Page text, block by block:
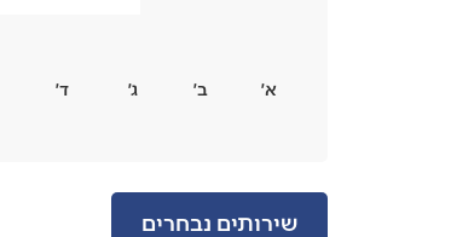
א׳ ב׳ ג׳ ד׳
שירותים נבחרים